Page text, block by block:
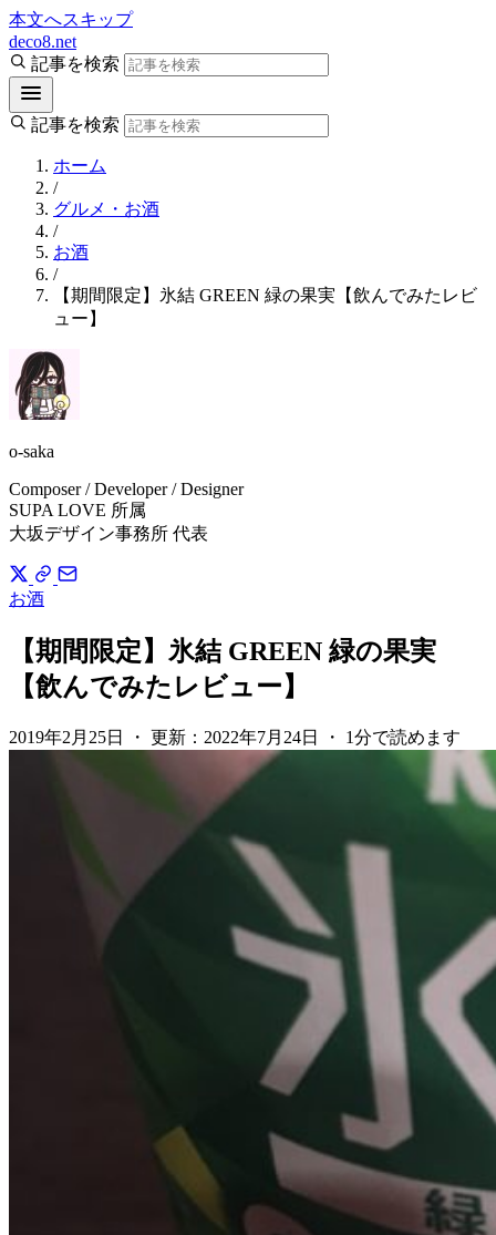
本文へスキップ
deco8.net
記事を検索
記事を検索
ホーム
/
グルメ・お酒
/
お酒
/
【期間限定】氷結 GREEN 緑の果実【飲んでみたレビ
ュー】
o-saka
Composer / Developer / Designer
SUPA LOVE 所属
大坂デザイン事務所 代表
お酒
【期間限定】氷結 GREEN 緑の果実
【飲んでみたレビュー】
2019年2月25日 ・ 更新： 2022年7月24日 ・ 1分で読めます